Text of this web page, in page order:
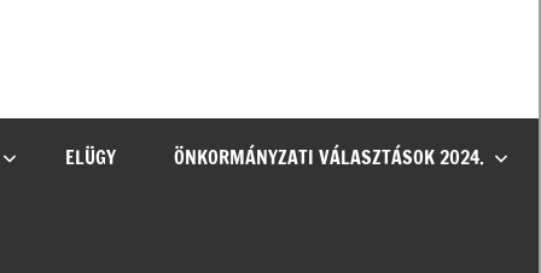
ELÜGY ÖNKORMÁNYZATI VÁLASZTÁSOK 2024.